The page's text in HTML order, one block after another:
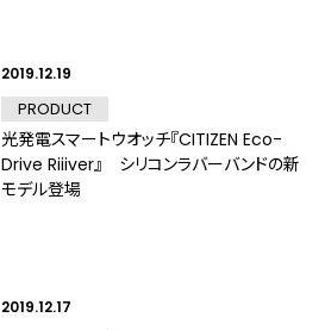
2019.12.19
PRODUCT
光発電スマートウオッチ『CITIZEN Eco-
Drive Riiiver』 シリコンラバーバンドの新
モデル登場
2019.12.17